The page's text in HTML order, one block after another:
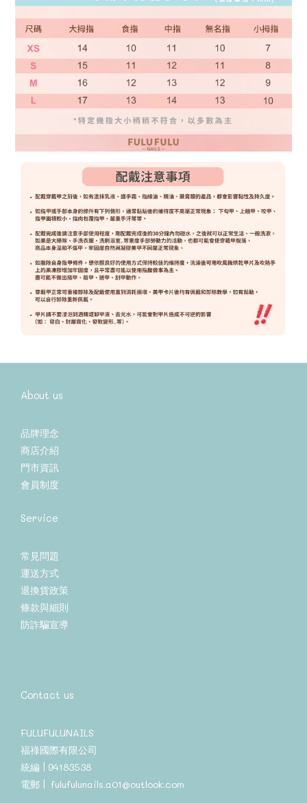
About us
品牌理念
商店介紹
門市資訊
會員制度
Service
常見問題
運送方式
退換貨政策
條款與細則
防詐騙宣導
Contact us
FULUFULUNAILS
福祿國際有限公司
統編 | 94183538
電郵 | fulufulunails.a01@outlook.com